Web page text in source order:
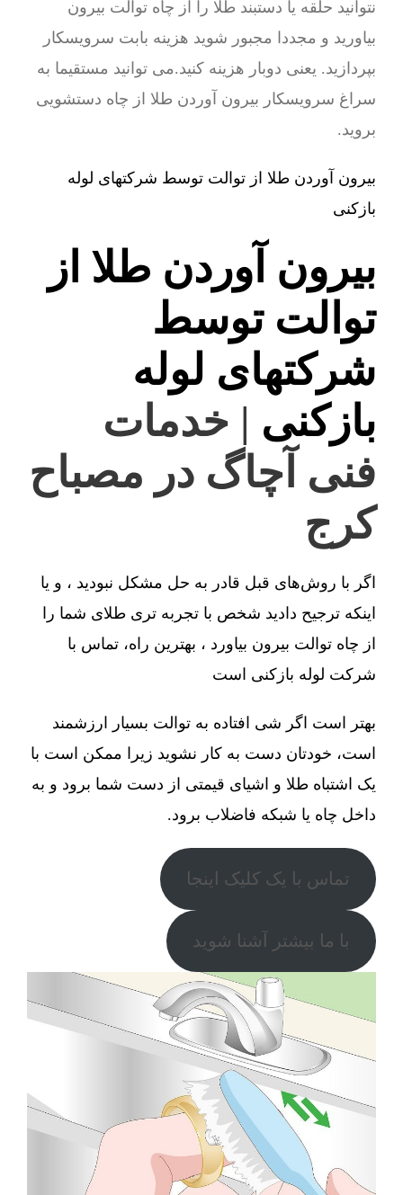
نتوانید حلقه یا دستبند طلا را از چاه توالت بیرون
بیاورید و مجددا مجبور شوید هزینه بابت سرویسکار
بپردازید. یعنی دوبار هزینه کنید.می توانید مستقیما به
سراغ سرویسکار بیرون آوردن طلا از چاه دستشویی
بروید.
بیرون آوردن طلا از توالت توسط شرکتهای لوله
بازکنی
بیرون آوردن طلا از
توالت توسط
شرکتهای لوله
بازکنی | خدمات
فنی آچاگ در مصباح
کرج
اگر با روش‌های قبل قادر به حل مشکل نبودید ، و یا
اینکه ترجیح دادید شخص با تجربه تری طلای شما را
از چاه توالت بیرون بیاورد ، بهترین راه، تماس با
شرکت لوله بازکنی است
بهتر است اگر شی افتاده به توالت بسیار ارزشمند
است، خودتان دست به کار نشوید زیرا ممکن است با
یک اشتباه طلا و اشیای قیمتی از دست شما برود و به
داخل چاه یا شبکه فاضلاب برود.
تماس با یک کلیک اینجا
با ما بیشتر آشنا شوید